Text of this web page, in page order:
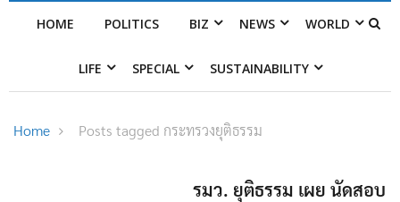
HOME POLITICS BIZ NEWS WORLD
LIFE SPECIAL SUSTAINABILITY
Home Posts tagged กระทรวงยุติธรรม
รมว. ยุติธรรม เผย นัดสอบ